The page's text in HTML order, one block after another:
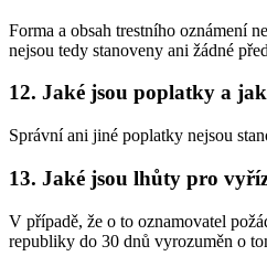
Forma a obsah trestního oznámení
nejsou tedy stanoveny ani žádné
12. Jaké jsou poplatky a
Správní ani jiné poplatky nejsou
13. Jaké jsou lhůty pro
V případě, že o to oznamovatel
republiky do 30 dnů vyrozuměn o